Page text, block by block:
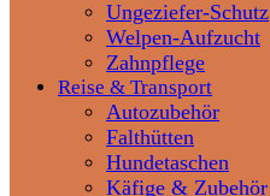
Ungeziefer-Schutz
Welpen-Aufzucht
Zahnpflege
Reise & Transport
Autozubehör
Falthütten
Hundetaschen
Käfige & Zubehör